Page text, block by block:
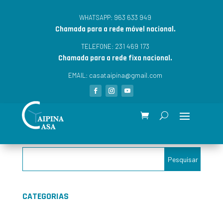
WHATSAPP: 963 633 949
Chamada para a rede móvel nacional.
TELEFONE: 231 469 173
Chamada para a rede fixa nacional.
EMAIL: casataipina@gmail.com
CATEGORIAS